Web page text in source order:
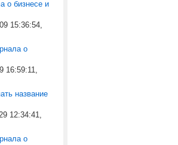
о бизнесе и
15:36:54,
о
16:59:11,
название
12:34:41,
о